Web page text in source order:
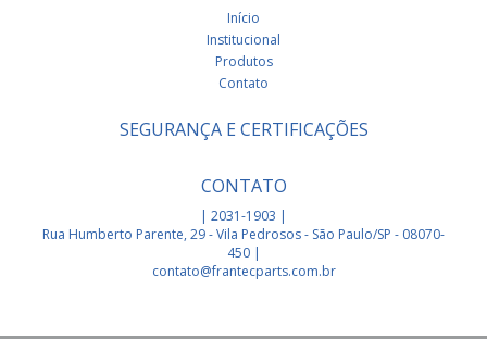
Início
Institucional
Produtos
Contato
SEGURANÇA E CERTIFICAÇÕES
CONTATO
| 2031-1903 |
Rua Humberto Parente, 29 - Vila Pedrosos - São Paulo/SP - 08070-
450 |
contato@frantecparts.com.br